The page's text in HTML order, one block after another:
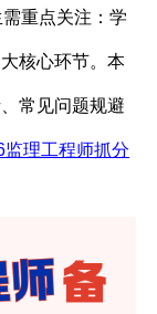
重点关注：学
核心环节。本
常见问题规避
监理工程师抓分